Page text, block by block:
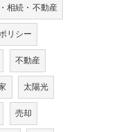
相続・不動産
リシー
不動産
太陽光
売却